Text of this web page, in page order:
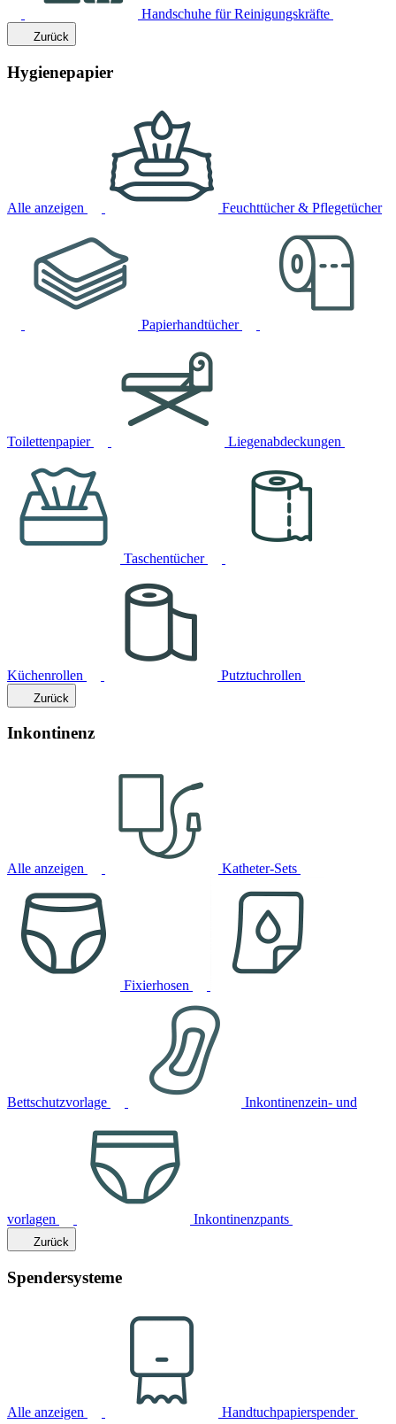
Handschuhe für Reinigungskräfte
Zurück
Hygienepapier
Alle anzeigen Feuchttücher & Pflegetücher
Papierhandtücher
Toilettenpapier Liegenabdeckungen
Taschentücher
Küchenrollen Putztuchrollen
Zurück
Inkontinenz
Alle anzeigen Katheter-Sets
Fixierhosen
Bettschutzvorlage Inkontinenzein- und
vorlagen Inkontinenzpants
Zurück
Spendersysteme
Alle anzeigen Handtuchpapierspender